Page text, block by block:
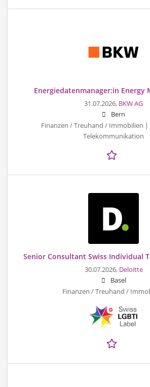
Energiedatenmanager:in Energy
31.07.2026, BKW AG
Bern
Finanzen / Treuhand / Immobilien
Telekommunikation
Senior Consultant Swiss Individual
30.07.2026, Deloitte
Basel
Finanzen / Treuhand /